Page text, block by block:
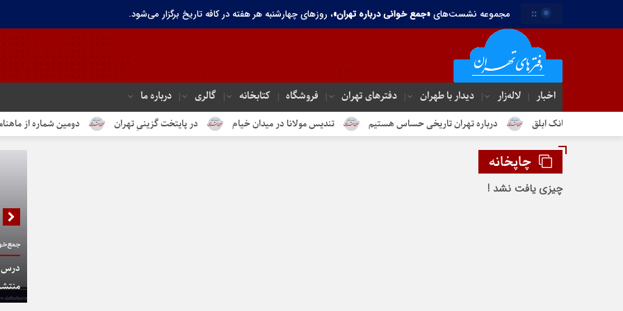
:: مجموعه نشست‌های«جمع خوانی درباره تهران»، روزهای چهارشنبه هر هفته در کافه تاریخ برگزار می‌شود.
اخبار لاله‌زار دیدار با طهران دفترهای تهران‌ فروشگاه کتابخانه گالری درباره ما
درباره تهران تاریخی حساس هستیم تندیس مولانا در میدان خیام در پایتخت گزینیِ تهران دومین شماره از ماهنامه
چاپخانه
چیزی یافت نشد !
درس